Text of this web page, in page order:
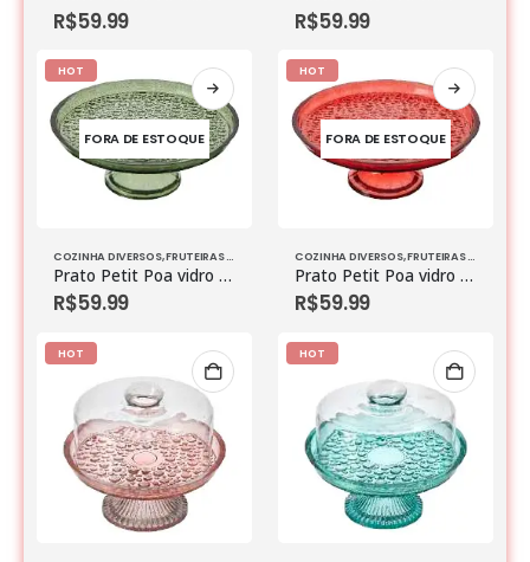
R$59.99 R$59.99
HOT
FORA DE ESTOQUE
COZINHA DIVERSOS,FRUTEIRAS & BOLEIRAS VIDROS
Prato Petit Poa vidro C/Pe Verde
R$59.99
HOT
FORA DE ESTOQUE
COZINHA DIVERSOS,FRUTEIRAS & BOLEIRAS
Prato Petit Poa vidro C/pé Vermelho
R$59.99
HOT HOT